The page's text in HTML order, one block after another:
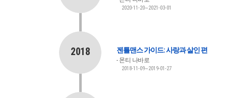
2020-11-20~2021-03-01
2018 젠틀맨스 가이드: 사랑과 살인 편
몬티 나바로
2018-11-09~2019-01-27